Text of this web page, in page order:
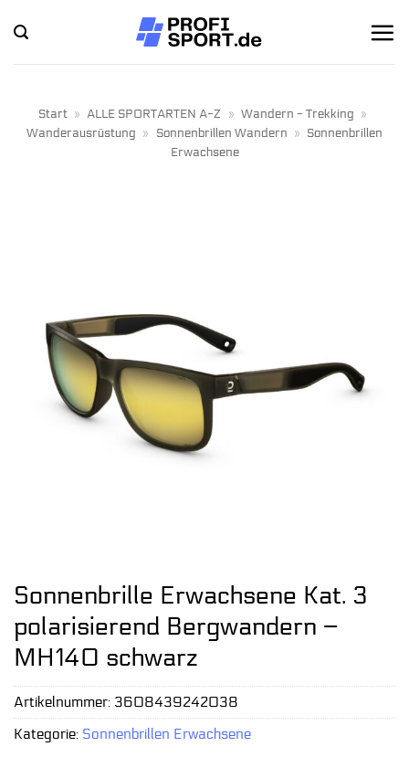
Inhalt
springen
Start » ALLE SPORTARTEN A-Z » Wandern - Trekking »
Wanderausrüstung » Sonnenbrillen Wandern » Sonnenbrillen
Erwachsene
Sonnenbrille Erwachsene Kat. 3
polarisierend Bergwandern –
MH140 schwarz
Artikelnummer: 3608439242038
Kategorie: Sonnenbrillen Erwachsene